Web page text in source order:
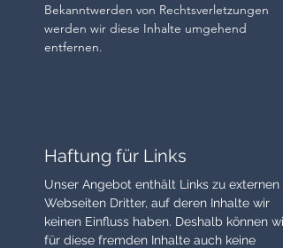
Bekanntwerden von Rechtsverletzungen
werden wir diese Inhalte umgehend
entfernen.
Haftung für Links
Unser Angebot enthält Links zu externen
Webseiten Dritter, auf deren Inhalte wir
keinen Einfluss haben. Deshalb können wir
für diese fremden Inhalte auch keine